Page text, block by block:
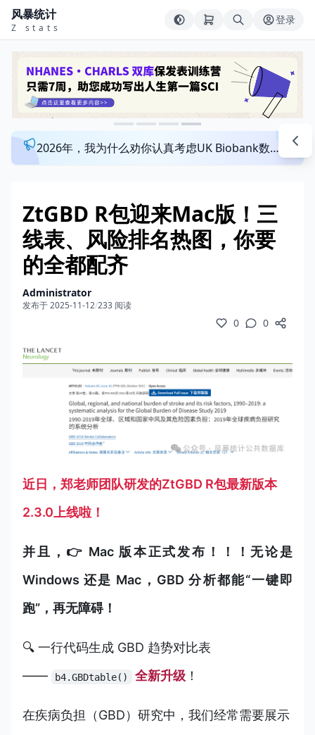
风暴统计
Z stats
登录
2026年，我为什么劝你认真考虑UK Biobank数据库？来看看这个一对一指导发文班
ZtGBD R包迎来Mac版！三
线表、风险排名热图，你要
的全都配齐
Administrator
发布于 2025-11-12/233 阅读
0 0
近日，郑老师团队研发的ZtGBD R包最新版本
2.3.0上线啦！
并且，👉 Mac 版本正式发布！！！无论是
Windows 还是 Mac，GBD 分析都能“一键即
跑”，再无障碍！
🔍 一行代码生成 GBD 趋势对比表
——
b4.GBDtable() 全新升级！
在疾病负担（GBD）研究中，我们经常需要展示